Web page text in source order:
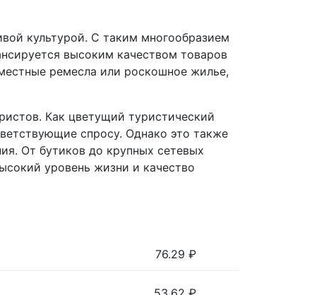
культурой. С таким многообразием
высоким качеством товаров
ремесла или роскошное жилье,
Как цветущий туристический
спросу. Однако это также
От бутиков до крупных сетевых
уровень жизни и качество
76.29 ₽